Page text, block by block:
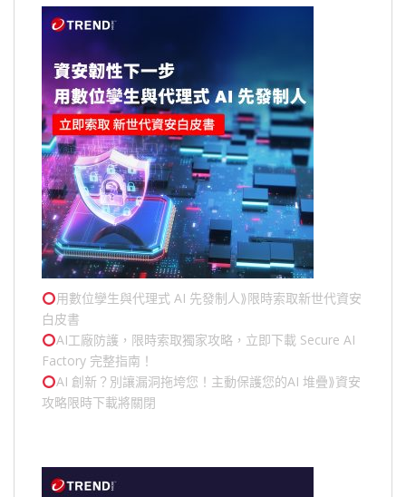
用數位孿生與代理式 AI 先發制人⟫限時索取新世代資安
白皮書
AI工廠防護，限時索取獨家攻略，立即下載 Secure AI
Factory 完整指南！
AI 創新？別讓漏洞拖垮您！主動保護您的AI 堆疊⟫資安
攻略限時下載將關閉